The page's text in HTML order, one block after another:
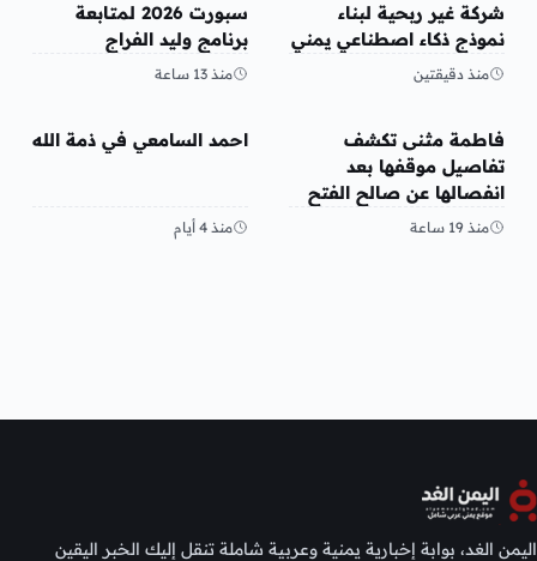
شركة غير ربحية لبناء
نموذج ذكاء اصطناعي يمني
منذ دقيقتين
سبورت 2026 لمتابعة
برنامج وليد الفراج
منذ 13 ساعة
منوعات
فاطمة مثنى تكشف
تفاصيل موقفها بعد
انفصالها عن صالح الفتح
منذ 19 ساعة
منوعات
احمد السامعي في ذمة الله
منذ 4 أيام
اليمن الغد، بوابة إخبارية يمنية وعربية شاملة تنقل إليك الخبر اليقين